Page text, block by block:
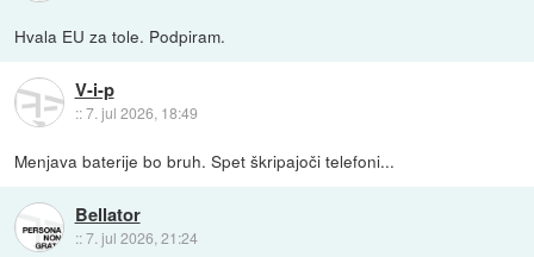
Hvala EU za tole. Podpiram.
V-i-p
::7. jul 2026, 18:49
Menjava baterije bo bruh. Spet škripajoči telefoni...
Bellator
::7. jul 2026, 21:24